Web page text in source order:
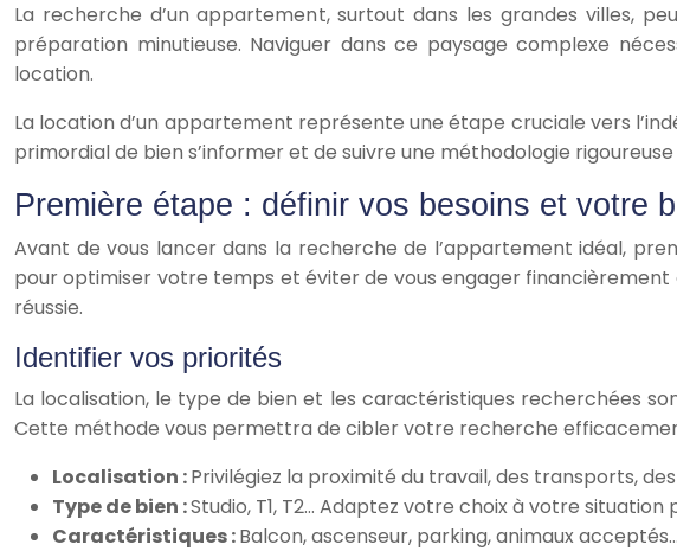
La recherche d’un appartement, surtout dans les grandes villes,
préparation minutieuse. Naviguer dans ce paysage complexe
location.
La location d’un appartement représente une étape cruciale vers
primordial de bien s’informer et de suivre une méthodologie
Première étape : définir vos besoins et votre
Avant de vous lancer dans la recherche de l’appartement idéal,
pour optimiser votre temps et éviter de vous engager
réussie.
Identifier vos priorités
La localisation, le type de bien et les caractéristiques recherchées
Cette méthode vous permettra de cibler votre recherche
Localisation :Privilégiez la proximité du travail, des transports,
Type de bien :Studio, T1, T2… Adaptez votre choix à votre situation
Caractéristiques :Balcon, ascenseur, parking, animaux